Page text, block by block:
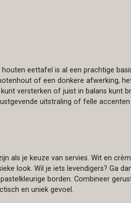
eettafel is al een prachtige
of een donkere afwerking,
versterken of juist in balans kunt
uitstraling of felle
als je keuze van servies. Wit en
look. Wil je iets levendigers? Ga
borden. Combineer
en uniek gevoel.